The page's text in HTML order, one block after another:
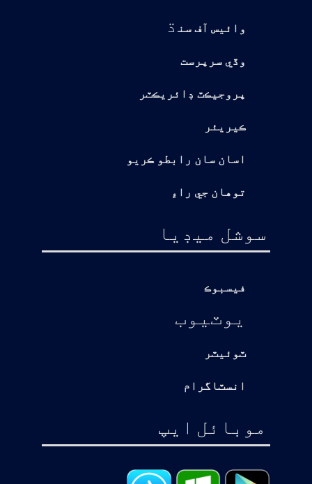
وائيس آف سن ڌ
وڏي سرپرست
پروجيڪٽ ڊائريڪٽر
ڪيريئر
اسان سان رابطو ڪريو
توهان جي راءِ
سوشل ميڊيا
فيسبوڪ
يوٽيوب
ٽوئيٽر
انسٽاگرام
موبائل ايپ